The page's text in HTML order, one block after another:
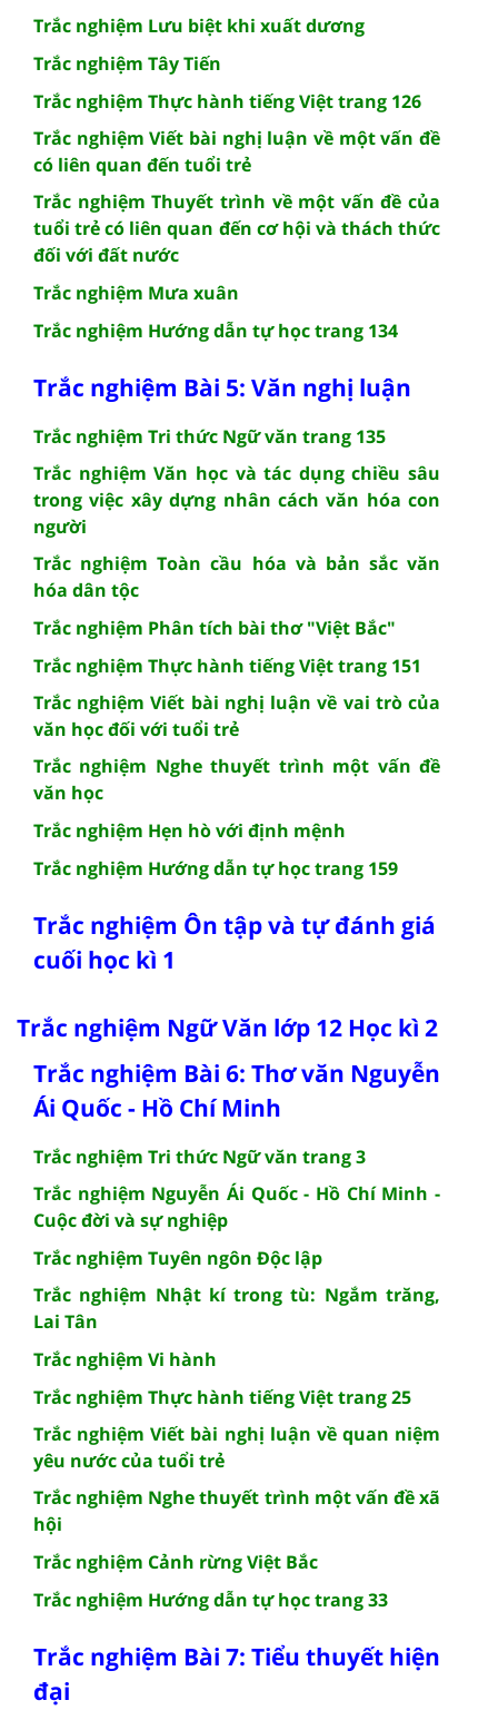
Trắc nghiệm Lưu biệt khi xuất dương
Trắc nghiệm Tây Tiến
Trắc nghiệm Thực hành tiếng Việt trang 126
Trắc nghiệm Viết bài nghị luận về một vấn đề
có liên quan đến tuổi trẻ
Trắc nghiệm Thuyết trình về một vấn đề của
tuổi trẻ có liên quan đến cơ hội và thách thức
đối với đất nước
Trắc nghiệm Mưa xuân
Trắc nghiệm Hướng dẫn tự học trang 134
Trắc nghiệm Bài 5: Văn nghị luận
Trắc nghiệm Tri thức Ngữ văn trang 135
Trắc nghiệm Văn học và tác dụng chiều sâu
trong việc xây dựng nhân cách văn hóa con
người
Trắc nghiệm Toàn cầu hóa và bản sắc văn
hóa dân tộc
Trắc nghiệm Phân tích bài thơ "Việt Bắc"
Trắc nghiệm Thực hành tiếng Việt trang 151
Trắc nghiệm Viết bài nghị luận về vai trò của
văn học đối với tuổi trẻ
Trắc nghiệm Nghe thuyết trình một vấn đề
văn học
Trắc nghiệm Hẹn hò với định mệnh
Trắc nghiệm Hướng dẫn tự học trang 159
Trắc nghiệm Ôn tập và tự đánh giá
cuối học kì 1
Trắc nghiệm Ngữ Văn lớp 12 Học kì 2
Trắc nghiệm Bài 6: Thơ văn Nguyễn
Ái Quốc - Hồ Chí Minh
Trắc nghiệm Tri thức Ngữ văn trang 3
Trắc nghiệm Nguyễn Ái Quốc - Hồ Chí Minh -
Cuộc đời và sự nghiệp
Trắc nghiệm Tuyên ngôn Độc lập
Trắc nghiệm Nhật kí trong tù: Ngắm trăng,
Lai Tân
Trắc nghiệm Vi hành
Trắc nghiệm Thực hành tiếng Việt trang 25
Trắc nghiệm Viết bài nghị luận về quan niệm
yêu nước của tuổi trẻ
Trắc nghiệm Nghe thuyết trình một vấn đề xã
hội
Trắc nghiệm Cảnh rừng Việt Bắc
Trắc nghiệm Hướng dẫn tự học trang 33
Trắc nghiệm Bài 7: Tiểu thuyết hiện
đại